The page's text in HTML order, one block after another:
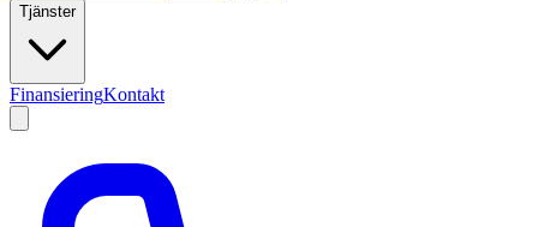
Tjänster
FinansieringKontakt